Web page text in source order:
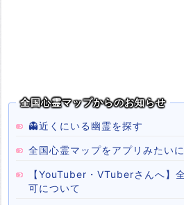
全国心霊マップからのお知らせ
👻近くにいる幽霊を探す
全国心霊マップをアプリみたい
【YouTuber・VTuberさんへ】
可について